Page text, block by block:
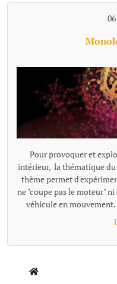
Pour provoquer et
intérieur, la thématique
thème permet
ne "coupe pas le moteur"
véhicule en
monologue intérieur
cerveau". Exemples de
Home